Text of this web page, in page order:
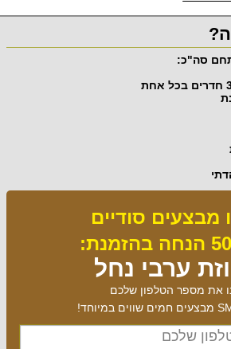
מבצעים סודיים
ערבי נחל
את מספר הטלפון שלכם